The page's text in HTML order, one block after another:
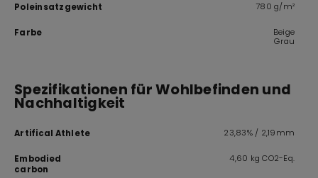
Poleinsatzgewicht 780 g/m²
Farbe
Beige
Grau
Spezifikationen für Wohlbefinden und
Nachhaltigkeit
Artifical Athlete 23,83% / 2,19mm
Embodied
carbon
4,60 kg CO2-Eq.